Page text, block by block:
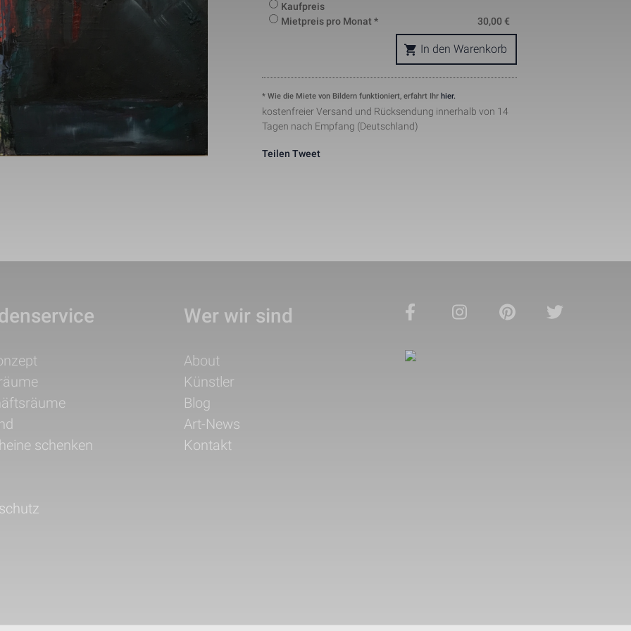
Kaufpreis
Mietpreis pro Monat *
30,00 €
In den Warenkorb
* Wie die Miete von Bildern funktioniert, erfahrt Ihr hier.
kostenfreier Versand und Rücksendung innerhalb von 14
Tagen nach Empfang (Deutschland)
Teilen Tweet
schenken
Wer wir sind
Navigation
überspringen
About
Künstler
Blog
Art-News
Kontakt
number to identify unique visitors.
This cookie is installed by Google Analytics. The cookie is used
to store information of how visitors use a website and helps in
1
This is a pattern type cookie set by Google Analytics, where the
number of the account or website it relates to. It appears to be a
variation of the _gat cookie which is used to limit the amount of
data recorded by Google on high traffic volume websites.
This cookie is set by Facebook to deliver advertisement when
they are on Facebook or a digital platform powered by Facebook
advertising after visiting this website.